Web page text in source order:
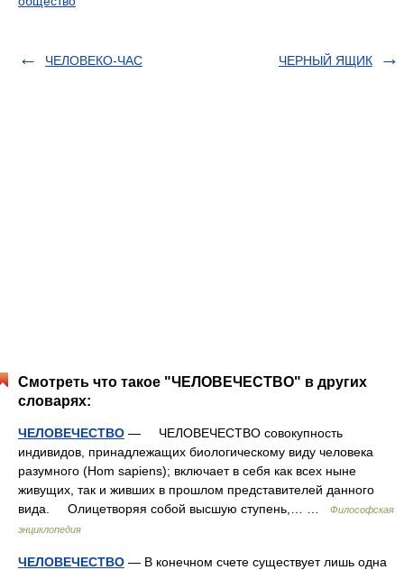
ЧЕЛОВЕКО-ЧАС ЧЕРНЫЙ ЯЩИК
Смотреть что такое "ЧЕЛОВЕЧЕСТВО" в других
словарях:
ЧЕЛОВЕЧЕСТВО — ЧЕЛОВЕЧЕСТВО совокупность
индивидов, принадлежащих биологическому виду человека
разумного (Hom sapiens); включает в себя как всех ныне
живущих, так и живших в прошлом представителей данного
вида. Олицетворяя собой высшую ступень,… …
Философская
энциклопедия
ЧЕЛОВЕЧЕСТВО — В конечном счете существует лишь одна